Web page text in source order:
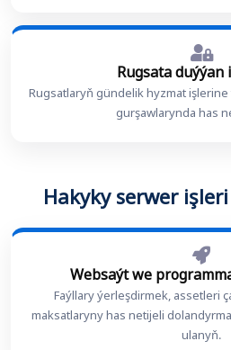
Rugsata
Rugsatlaryň gündelik hyzmat
gurşawlarynda has
Hakyky serwer
Websaýt we
Faýllary ýerleşdirmek, assetleri
maksatlaryny has netijeli
ulanyň.